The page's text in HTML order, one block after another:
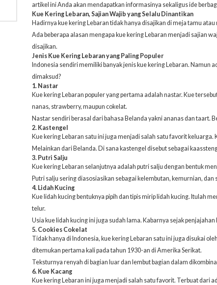
artikel ini Anda akan mendapatkan informasinya sekaligus ide
Kue Kering Lebaran, Sajian Wajib yang Selalu Dinantikan
Hadirnya kue kering Lebaran tidak hanya disajikan di meja tamu
Ada beberapa alasan mengapa kue kering Lebaran menjadi sajian
disajikan.
Jenis Kue Kering Lebaran yang Paling Populer
Indonesia sendiri memiliki banyak jenis kue kering Lebaran. Namun
dimaksud?
1. Nastar
Kue kering Lebaran populer yang pertama adalah nastar. Kue
nanas, strawberry, maupun cokelat.
Nastar sendiri berasal dari bahasa Belanda yakni ananas dan taart.
2. Kastengel
Kue kering Lebaran satu ini juga menjadi salah satu favorit keluarga.
Melainkan dari Belanda. Di sana kastengel disebut sebagai
3. Putri Salju
Kue kering Lebaran selanjutnya adalah putri salju dengan bentuk
Putri salju sering diasosiasikan sebagai kelembutan, kemurnian, dan
4. Lidah Kucing
Kue lidah kucing bentuknya pipih dan tipis mirip lidah kucing. Itulah
telur.
Usia kue lidah kucing ini juga sudah lama. Kabarnya sejak
5. Cookies Cokelat
Tidak hanya di Indonesia, kue kering Lebaran satu ini juga disukai
ditemukan pertama kali pada tahun 1930-an di Amerika Serikat.
Teksturnya renyah di bagian luar dan lembut bagian dalam
6. Kue Kacang
Kue kering Lebaran ini juga menjadi salah satu favorit. Terbuat dari